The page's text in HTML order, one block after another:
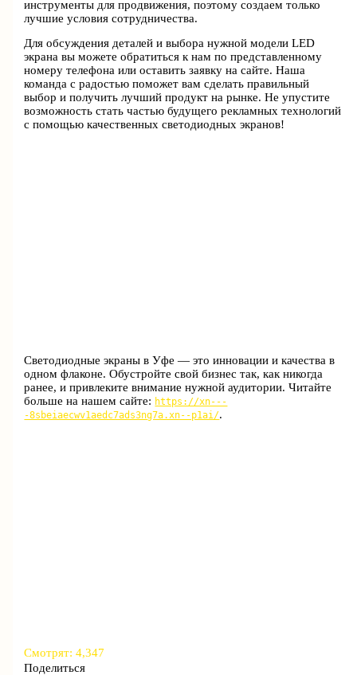
инструменты для продвижения, поэтому создаем только
лучшие условия сотрудничества.
Для обсуждения деталей и выбора нужной модели LED
экрана вы можете обратиться к нам по представленному
номеру телефона или оставить заявку на сайте. Наша
команда с радостью поможет вам сделать правильный
выбор и получить лучший продукт на рынке. Не упустите
возможность стать частью будущего рекламных технологий
с помощью качественных светодиодных экранов!
Светодиодные экраны в Уфе — это инновации и качества в
одном флаконе. Обустройте свой бизнес так, как никогда
ранее, и привлеките внимание нужной аудитории. Читайте
больше на нашем сайте: https://xn---
-8sbeiaecwv1aedc7ads3ng7a.xn--p1ai/.
Смотрят: 4,347
Поделиться